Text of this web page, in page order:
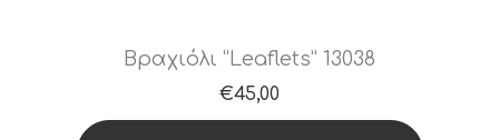
Βραχιόλι “Leaflets” 13038
€45,00